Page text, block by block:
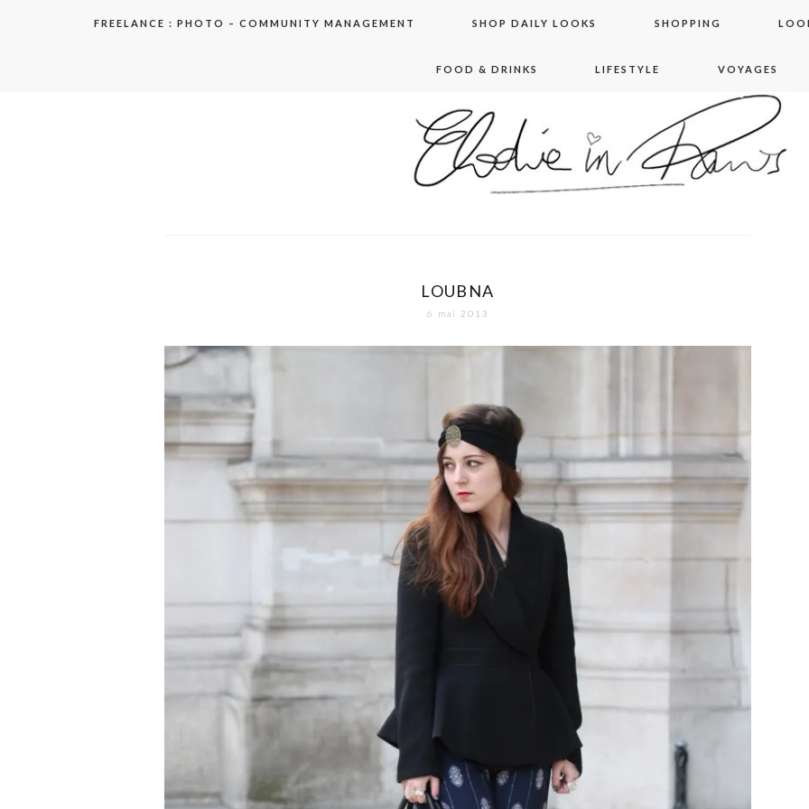
FREELANCE : PHOTO – COMMUNITY MANAGEMENT SHOP DAILY LOOKS SHOPPING
FOOD & DRINKS LIFESTYLE VOYAGES
elodie in paris
LOUBNA
6 mai 2013